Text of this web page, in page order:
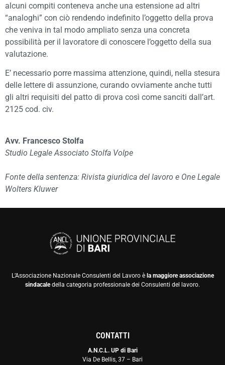
alcuni compiti conteneva anche una estensione ad altri
“analoghi” con ciò rendendo indefinito l’oggetto della prova
che veniva in tal modo ampliato senza una concreta
possibilità per il lavoratore di conoscere l’oggetto della sua
valutazione.
E’ necessario porre massima attenzione, quindi, nella stesura
delle lettere di assunzione, curando ovviamente anche tutti
gli altri requisiti del patto di prova così come sanciti dall’art.
2125 cod. civ.
Avv. Francesco Stolfa
Studio Legale Associato Stolfa Volpe
Fonte della sentenza: Rivista giuridica del lavoro e One Legale
Wolters Kluwer
L’Associazione Nazionale Consulenti del Lavoro èla maggiore associazione
sindacaledella categoria professionale dei Consulenti del lavoro.
CONTATTI
A.N.C.L. UP di Bari
Via De Bellis, 37 – Bari